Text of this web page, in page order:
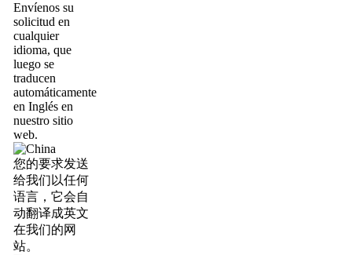
Envíenos su
solicitud en
cualquier
idioma, que
luego se
traducen
automáticamente
en Inglés en
nuestro sitio
web.
您的要求发送
给我们以任何
语言，它会自
动翻译成英文
在我们的网
站。